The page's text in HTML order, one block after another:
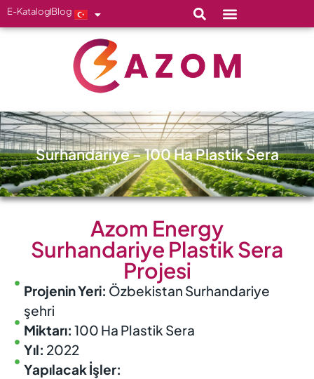
E-KatalogBlog
Surhandariye – 100 Ha Plastik Sera
Azom Energy
Surhandariye Plastik Sera
Projesi
Projenin Yeri: Özbekistan Surhandariye
şehri
Miktarı: 100 Ha Plastik Sera
Yıl: 2022
Yapılacak İşler: